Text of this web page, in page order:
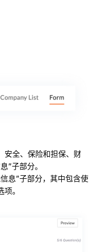
安全、保险和担保、财
”子部分。
息”子部分，其中包含使
。